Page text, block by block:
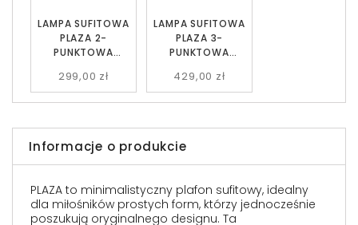
LAMPA SUFITOWA
PLAZA 2-
PUNKTOWA
EMIBIG
299,00 zł
LAMPA SUFITOWA
PLAZA 3-
PUNKTOWA
EMIBIG
429,00 zł
Informacje o produkcie
PLAZA to minimalistyczny plafon sufitowy, idealny
dla miłośników prostych form, którzy jednocześnie
poszukują oryginalnego designu. Ta